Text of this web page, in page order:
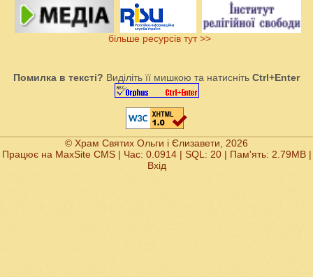
більше ресурсів тут >>
Помилка в тексті? Виділіть її мишкою та натисніть Ctrl+Enter
© Храм Святих Ольги і Єлизавети, 2026
Працює на MaxSite CMS| Час: 0.0914 | SQL: 20 | Пам'ять: 2.79MB|
Вхід